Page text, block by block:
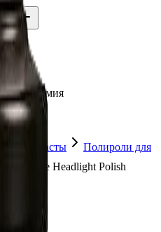
автохимия
пасты
Полироли для
ProfiLine Headlight Polish